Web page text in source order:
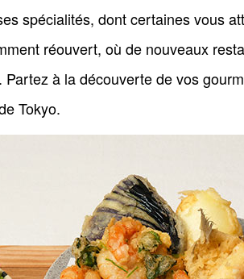
spécialités, dont certaines vous
réouvert, où de nouveaux
à la découverte de vos
Tokyo.